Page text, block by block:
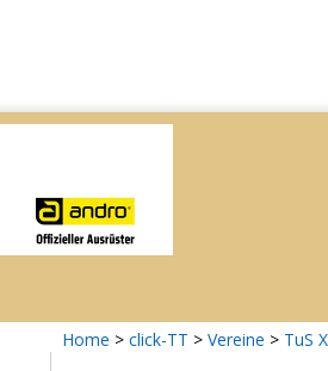
Home > click-TT > Vereine > TuS